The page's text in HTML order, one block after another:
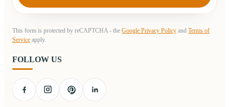
This form is protected by reCAPTCHA - the Google Privacy Policy and Terms of
Service apply.
FOLLOW US